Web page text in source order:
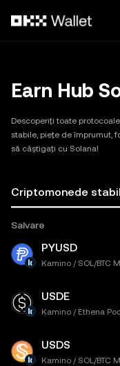
Earn Hub
Descoperiți toate
stabile, piețe de împrumut,
să câștigați cu Solana!
Criptomonede
Salvare
PYUSD
Kamino / SOL/BTC
USDE
Kamino / Ethena
USDS
Kamino / SOL/BTC